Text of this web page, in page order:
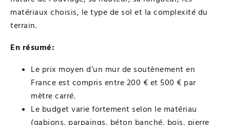
matériaux choisis, le type de sol et la complexité du
terrain.
En résumé:
Le prix moyen d’un mur de soutènement en
France est compris entre 200 € et 500 € par
mètre carré.
Le budget varie fortement selon le matériau
(gabions, parpaings, béton banché, bois, pierre